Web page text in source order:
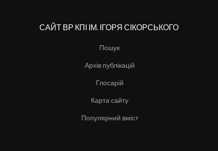
САЙТ ВР КПІ ІМ. ІГОРЯ СІКОРСЬКОГО
Пошук
Архів публікацій
Глосарій
Карта сайту
Популярний вміст